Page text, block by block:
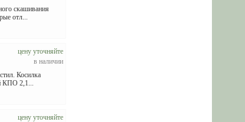
скашивания
отл...
цену уточняйте
в наличии
Косилка
КПО 2,1...
цену уточняйте